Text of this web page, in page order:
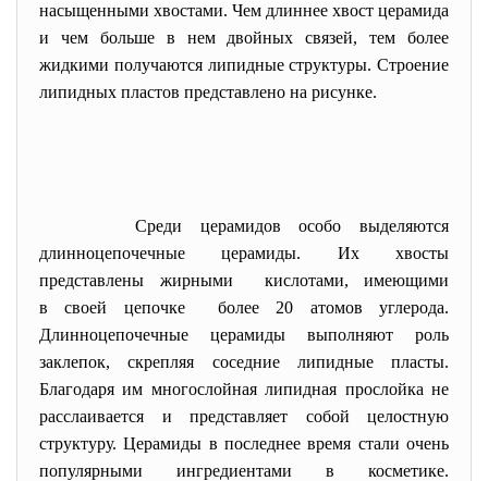
насыщенными хвостами. Чем длиннее хвост церамида
и чем больше в нем двойных связей, тем более
жидкими получаются липидные структуры. Строение
липидных пластов представлено на рисунке.
Среди церамидов особо выделяются
длинноцепочечные церамиды. Их хвосты
представлены жирными кислотами, имеющими
в своей цепочке более 20 атомов углерода.
Длинноцепочечные церамиды выполняют роль
заклепок, скрепляя соседние липидные пласты.
Благодаря им многослойная липидная прослойка не
расслаивается и представляет собой целостную
структуру. Церамиды в последнее время стали очень
популярными ингредиентами в косметике.